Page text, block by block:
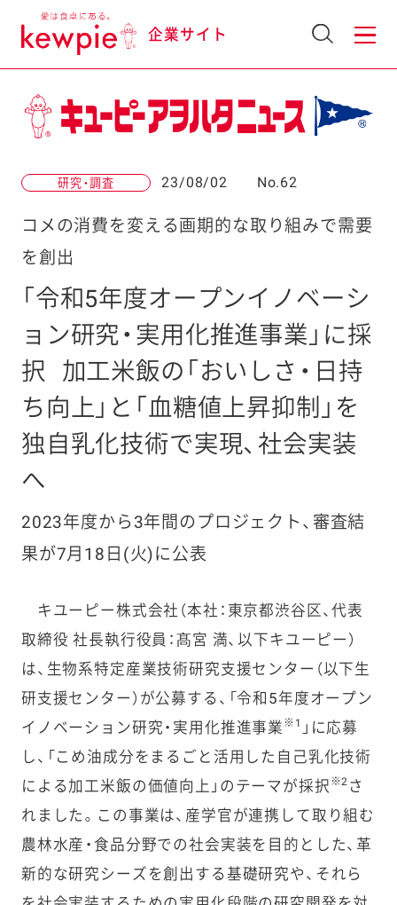
企業サイト
研究・調査 23/08/02 No.62
コメの消費を変える画期的な取り組みで需要
を創出
「令和5年度オープンイノベーシ
ョン研究・実用化推進事業」に採
択
加工米飯の「おいしさ・日持
ち向上」と「血糖値上昇抑制」を
独自乳化技術で実現、社会実装
へ
2023年度から3年間のプロジェクト、審査結
果が7月18日(火)に公表
キユーピー株式会社（本社：東京都渋谷区、代表
取締役 社長執行役員：髙宮 満、以下キユーピー）
は、生物系特定産業技術研究支援センター（以下生
研支援センター）が公募する、「令和5年度オープン
イノベーション研究・実用化推進事業 ※1 」に応募
し、「こめ油成分をまるごと活用した自己乳化技術
による加工米飯の価値向上」のテーマが採択 ※2 さ
れました。この事業は、産学官が連携して取り組む
農林水産・食品分野での社会実装を目的とした、革
新的な研究シーズを創出する基礎研究や、それら